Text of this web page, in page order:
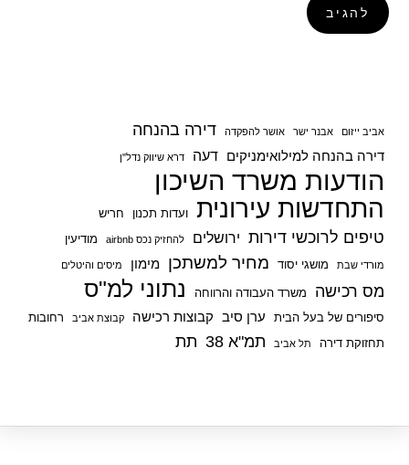
אביב ייזום אבנר ישר אושר להפקדה דירה בהנחה
דירה בהנחה למילואימניקים דעה דרא שיווק נדל"ן
הודעות משרד השיכון
התחדשות עירונית ועדות תכנון חריש
טיפים לרוכשי דירות ירושלים להחזיק נכס airbnb מודיעין
מורדי שבת מושגי יסוד מחיר למשתכן מימון מיסים והיטלים
מס רכישה משרד העבודה והרווחה נתוני למ"ס
סיפורים של בעל הבית ערן סיב קבוצות רכישה קבוצת אביב
רחובות
תחזוקת דירה
תל אביב תמ"א 38 תת